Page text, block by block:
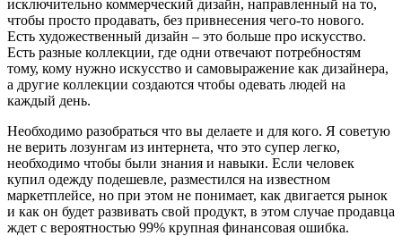
исключительно коммерческий дизайн, направленный на то,
чтобы просто продавать, без привнесения чего-то нового.
Есть художественный дизайн – это больше про искусство.
Есть разные коллекции, где одни отвечают потребностям
тому, кому нужно искусство и самовыражение как дизайнера,
а другие коллекции создаются чтобы одевать людей на
каждый день.
Необходимо разобраться что вы делаете и для кого. Я советую
не верить лозунгам из интернета, что это супер легко,
необходимо чтобы были знания и навыки. Если человек
купил одежду подешевле, разместился на известном
маркетплейсе, но при этом не понимает, как двигается рынок
и как он будет развивать свой продукт, в этом случае продавца
ждет с вероятностью 99% крупная финансовая ошибка.